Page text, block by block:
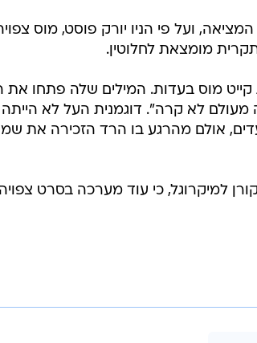
ועל פי הניו יורק פוסט, מוס
מומצאת לחלוטין.
מוס בעדות. המילים שלה פתחו את
מעולם לא קרה". דוגמנית העל לא
אולם מהרגע בו הרד הזכירה את
למיקרוגל, כי עוד מערכה בסרט